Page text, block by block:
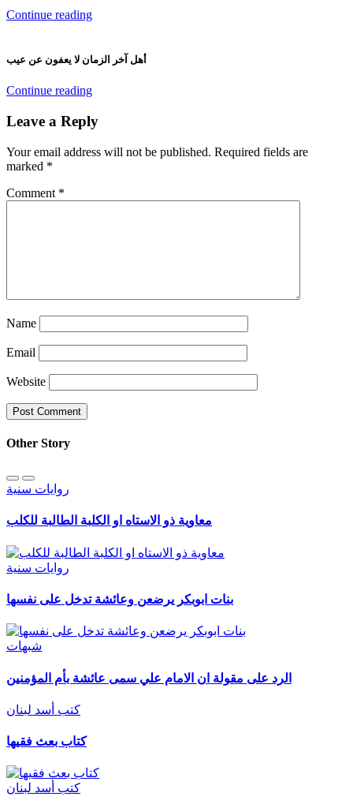
Continue reading
أهل آخر الزمان لا يعفون عن عيب
Continue reading
Leave a Reply
Your email address will not be published. Required fields are
marked *
Comment *
Name
Email
Website
Other Story
روايات سنية
معاوية ذو الاستاه او الكلبة الطالبة للكلب
روايات سنية
بنات ابوبكر يرضعن وعائشة تدخل على نفسها
شبهات
الرد على مقولة ان الامام علي سمى عائشة بأم المؤمنين
كتب أسد لبنان
كتاب بعث فقيها
كتب أسد لبنان